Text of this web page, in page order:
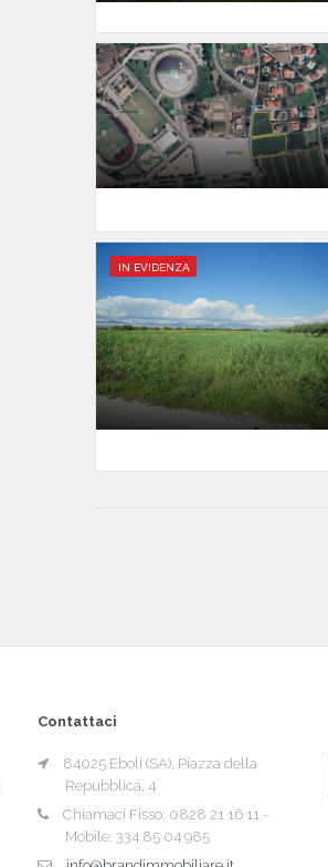
IN EVIDENZA
Contattaci
84025 Eboli (SA), Piazza della
Repubblica, 4
Chiamaci Fisso: 0828 21 16 11 -
Mobile: 334 85 04 985